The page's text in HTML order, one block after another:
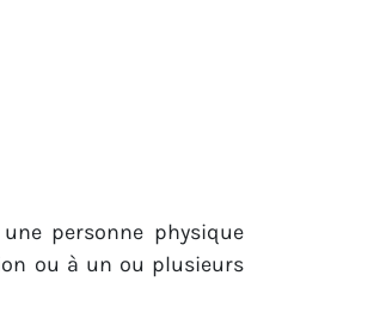
personne physique
ou à un ou plusieurs